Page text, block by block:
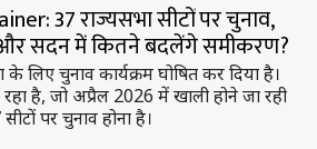
37 राज्यसभा सीटों पर चुनाव,
सदन में कितने बदलेंगे समीकरण?
लिए चुनाव कार्यक्रम घोषित कर दिया है।
है, जो अप्रैल 2026 में खाली होने जा रही
पर चुनाव होना है।